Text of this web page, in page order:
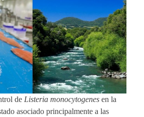
de Listeria monocytogenes en la
asociado principalmente a las